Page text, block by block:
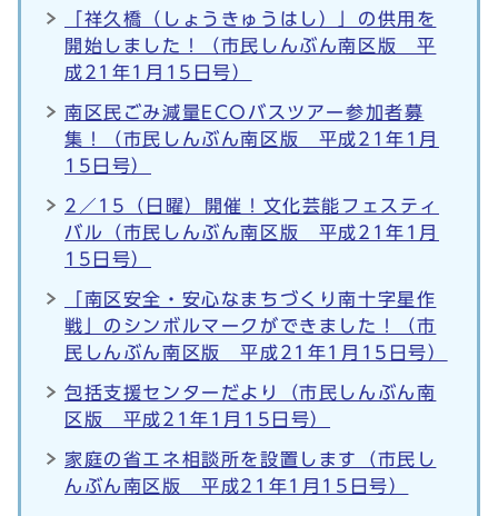
「祥久橋（しょうきゅうはし）」の供用を
開始しました！（市民しんぶん南区版 平
成21年1月15日号）
南区民ごみ減量ECOバスツアー参加者募
集！（市民しんぶん南区版 平成21年1月
15日号）
2／15（日曜）開催！文化芸能フェスティ
バル（市民しんぶん南区版 平成21年1月
15日号）
「南区安全・安心なまちづくり南十字星作
戦」のシンボルマークができました！（市
民しんぶん南区版 平成21年1月15日号）
包括支援センターだより（市民しんぶん南
区版 平成21年1月15日号）
家庭の省エネ相談所を設置します（市民し
んぶん南区版 平成21年1月15日号）